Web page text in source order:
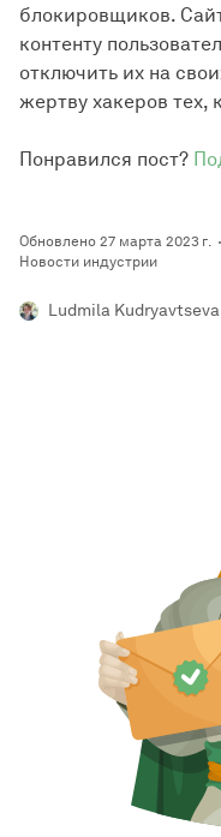
блокировщиков.
контенту
отключить их на
жертву хакеров тех,
Понравился пост?
Обновлено 27 марта 2023 г.
Новости индустрии
Ludmila Kudryavtseva